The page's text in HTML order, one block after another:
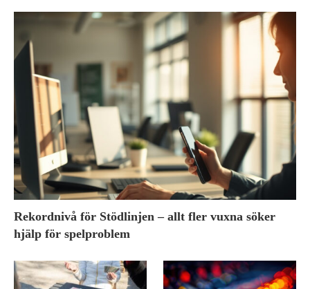
Rekordnivå för Stödlinjen – allt fler vuxna söker
hjälp för spelproblem